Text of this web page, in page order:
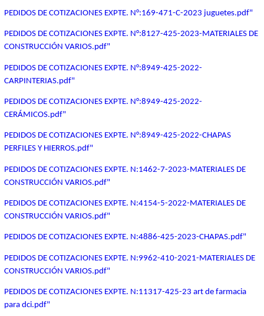
PEDIDOS DE COTIZACIONES EXPTE. N°:169-471-C-2023 juguetes.pdf"
PEDIDOS DE COTIZACIONES EXPTE. N°:8127-425-2023-MATERIALES DE
CONSTRUCCIÓN VARIOS.pdf"
PEDIDOS DE COTIZACIONES EXPTE. N°:8949-425-2022-
CARPINTERIAS.pdf"
PEDIDOS DE COTIZACIONES EXPTE. N°:8949-425-2022-
CERÁMICOS.pdf"
PEDIDOS DE COTIZACIONES EXPTE. N°:8949-425-2022-CHAPAS
PERFILES Y HIERROS.pdf"
PEDIDOS DE COTIZACIONES EXPTE. N:1462-7-2023-MATERIALES DE
CONSTRUCCIÓN VARIOS.pdf"
PEDIDOS DE COTIZACIONES EXPTE. N:4154-5-2022-MATERIALES DE
CONSTRUCCIÓN VARIOS.pdf"
PEDIDOS DE COTIZACIONES EXPTE. N:4886-425-2023-CHAPAS.pdf"
PEDIDOS DE COTIZACIONES EXPTE. N:9962-410-2021-MATERIALES DE
CONSTRUCCIÓN VARIOS.pdf"
PEDIDOS DE COTIZACIONES EXPTE. N:11317-425-23 art de farmacia
para dci.pdf"